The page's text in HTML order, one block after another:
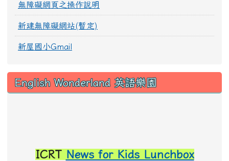
無障礙網頁之操作說明
新建無障礙網站(暫定)
新屋國小Gmail
English Wonderland 英語樂園
ICRT News for Kids Lunchbox